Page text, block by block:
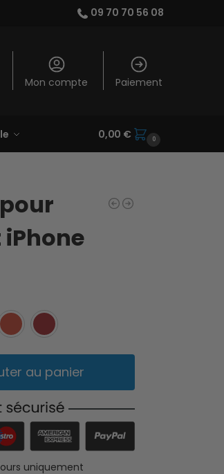
09 70 70 56 08
Mon compte Paiement
0,00 € 0
Bleu Jaune
au panier
uniquement